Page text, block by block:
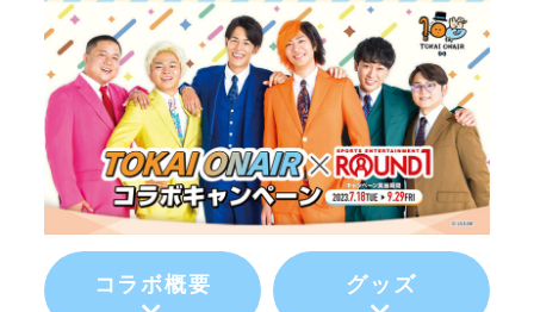
コラボ概要 グッズ